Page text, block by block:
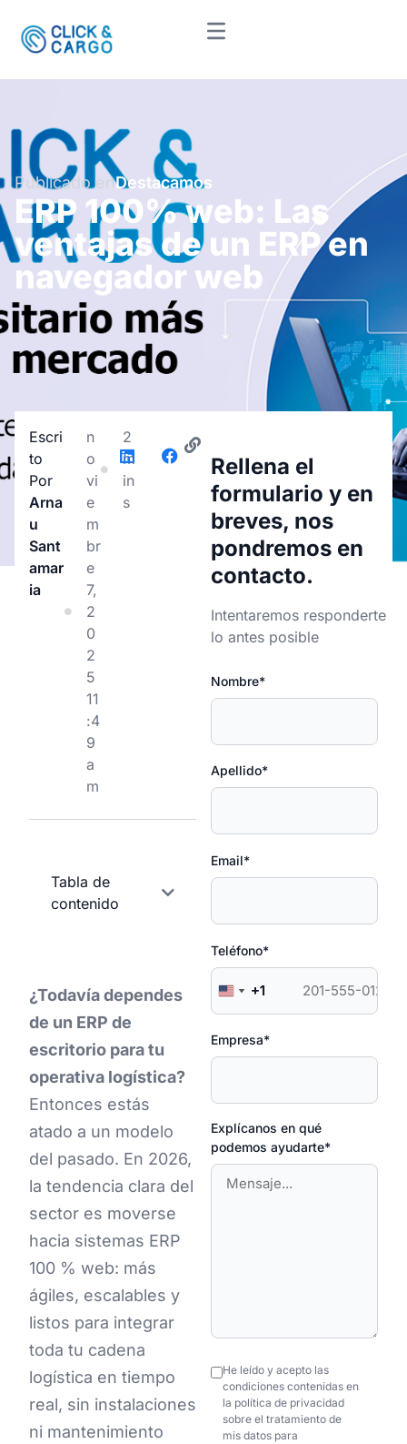
Publicado enDestacamos
ERP 100% web: Las
ventajas de un ERP en
navegador web
Escri
To
Por
Arna
U
Sant
Amar
Ia
n
o
vi
e
m
br
e
7,
2
0
2
5
11
:4
9
a
m
2
m
in
s
Tabla de
contenido
¿Todavía dependes
de un ERP de
escritorio para tu
operativa logística?
Entonces estás
atado a un modelo
del pasado. En 2026,
la tendencia clara del
sector es moverse
hacia sistemas ERP
100 % web: más
ágiles, escalables y
listos para integrar
toda tu cadena
logística en tiempo
real, sin instalaciones
ni mantenimiento
Rellena el
formulario y en
breves, nos
pondremos en
contacto.
Intentaremos responderte
lo antes posible
Nombre*
Apellido*
Email*
Teléfono*
United States +1
+1
United States +1
+1
United States +1
+1
Empresa*
Explícanos en qué
podemos ayudarte*
checkbox
He leído y acepto las
condiciones contenidas en
la política de privacidad
sobre el tratamiento de
mis datos para